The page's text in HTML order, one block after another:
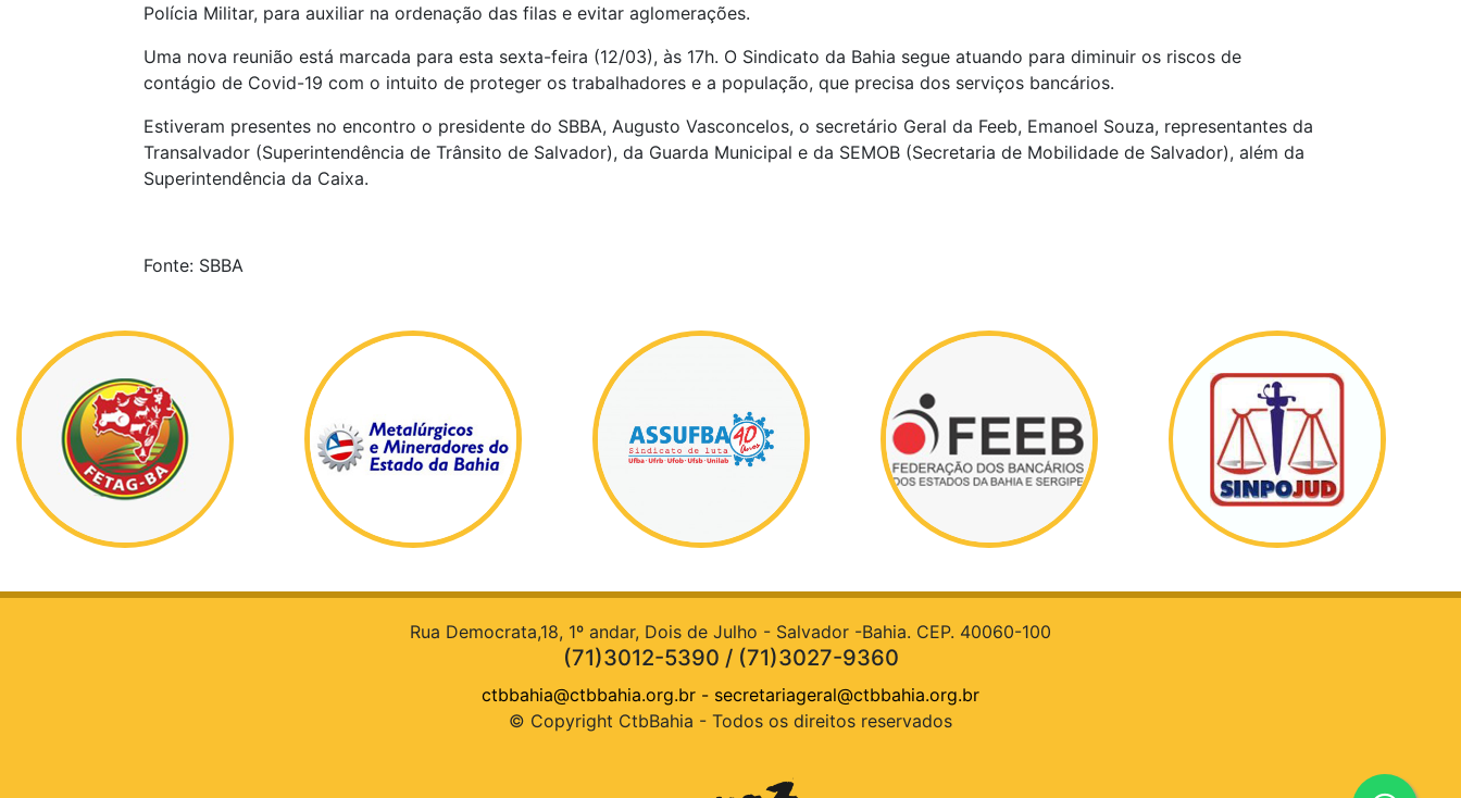
Polícia Militar, para auxiliar na ordenação das filas e evitar aglomerações.
Uma nova reunião está marcada para esta sexta-feira (12/03), às 17h. O Sindicato da Bahia segue atuando para diminuir os riscos de
contágio de Covid-19 com o intuito de proteger os trabalhadores e a população, que precisa dos serviços bancários.
Estiveram presentes no encontro o presidente do SBBA, Augusto Vasconcelos, o secretário Geral da Feeb, Emanoel Souza, representantes da
Transalvador (Superintendência de Trânsito de Salvador), da Guarda Municipal e da SEMOB (Secretaria de Mobilidade de Salvador), além da
Superintendência da Caixa.
Fonte: SBBA
Rua Democrata,18, 1º andar, Dois de Julho - Salvador -Bahia. CEP. 40060-100
(71)3012-5390 / (71)3027-9360
ctbbahia@ctbbahia.org.br - secretariageral@ctbbahia.org.br
© Copyright CtbBahia - Todos os direitos reservados